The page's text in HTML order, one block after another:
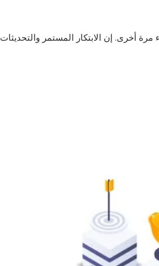
أخرى. إن الابتكار المستمر والتحديثات